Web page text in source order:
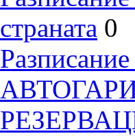
страната 0